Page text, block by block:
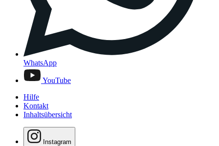
WhatsApp
YouTube
Hilfe
Kontakt
Inhaltsübersicht
Instagram